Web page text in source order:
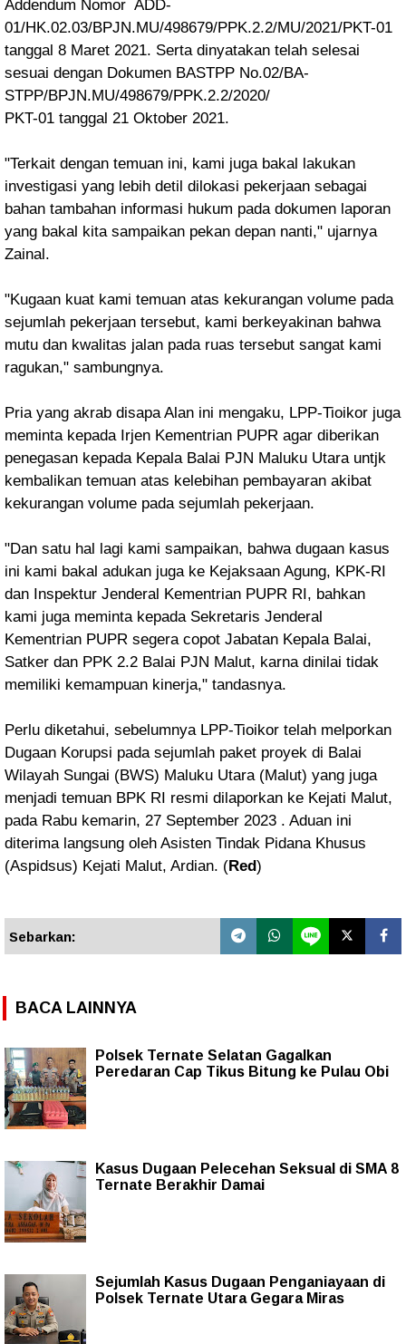
Addendum Nomor ADD-
01/HK.02.03/BPJN.MU/498679/PPK.2.2/MU/2021/PKT-01
tanggal 8 Maret 2021. Serta dinyatakan telah selesai
sesuai dengan Dokumen BASTPP No.02/BA-
STPP/BPJN.MU/498679/PPK.2.2/2020/
PKT-01 tanggal 21 Oktober 2021.
"Terkait dengan temuan ini, kami juga bakal lakukan
investigasi yang lebih detil dilokasi pekerjaan sebagai
bahan tambahan informasi hukum pada dokumen laporan
yang bakal kita sampaikan pekan depan nanti," ujarnya
Zainal.
"Kugaan kuat kami temuan atas kekurangan volume pada
sejumlah pekerjaan tersebut, kami berkeyakinan bahwa
mutu dan kwalitas jalan pada ruas tersebut sangat kami
ragukan," sambungnya.
Pria yang akrab disapa Alan ini mengaku, LPP-Tioikor juga
meminta kepada Irjen Kementrian PUPR agar diberikan
penegasan kepada Kepala Balai PJN Maluku Utara untjk
kembalikan temuan atas kelebihan pembayaran akibat
kekurangan volume pada sejumlah pekerjaan.
"Dan satu hal lagi kami sampaikan, bahwa dugaan kasus
ini kami bakal adukan juga ke Kejaksaan Agung, KPK-RI
dan Inspektur Jenderal Kementrian PUPR RI, bahkan
kami juga meminta kepada Sekretaris Jenderal
Kementrian PUPR segera copot Jabatan Kepala Balai,
Satker dan PPK 2.2 Balai PJN Malut, karna dinilai tidak
memiliki kemampuan kinerja," tandasnya.
Perlu diketahui, sebelumnya LPP-Tioikor telah melporkan
Dugaan Korupsi pada sejumlah paket proyek di Balai
Wilayah Sungai (BWS) Maluku Utara (Malut) yang juga
menjadi temuan BPK RI resmi dilaporkan ke Kejati Malut,
pada Rabu kemarin, 27 September 2023 . Aduan ini
diterima langsung oleh Asisten Tindak Pidana Khusus
(Aspidsus) Kejati Malut, Ardian. (Red)
Sebarkan:
BACA LAINNYA
Polsek Ternate Selatan Gagalkan
Peredaran Cap Tikus Bitung ke Pulau Obi
Kasus Dugaan Pelecehan Seksual di SMA 8
Ternate Berakhir Damai
Sejumlah Kasus Dugaan Penganiayaan di
Polsek Ternate Utara Gegara Miras